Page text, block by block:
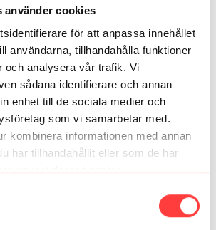
använder cookies
för att anpassa innehållet
användarna, tillhandahålla funktioner
och analysera vår trafik. Vi
sådana identifierare och annan
enhet till de sociala medier och
som vi samarbetar med.
kombinera informationen med annan
har tillhandahållit eller som de har
28, 2021
hela kroppen, TACK! 🤩
vissa övningar då axeln krånglade idag.